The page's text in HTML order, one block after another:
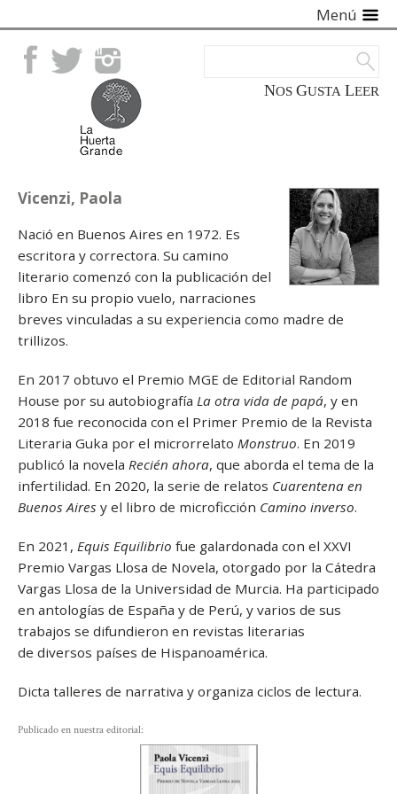
Facebook TwitterInstagram
NOS GUSTA LEER
Menú
Vicenzi, Paola
Nació en Buenos Aires en 1972. Es
escritora y correctora. Su camino
literario comenzó con la publicación del
libro En su propio vuelo, narraciones
breves vinculadas a su experiencia como madre de
trillizos.
En 2017 obtuvo el Premio MGE de Editorial Random
House por su autobiografía La otra vida de papá, y en
2018 fue reconocida con el Primer Premio de la Revista
Literaria Guka por el microrrelato Monstruo. En 2019
publicó la novela Recién ahora, que aborda el tema de la
infertilidad. En 2020, la serie de relatos Cuarentena en
Buenos Aires y el libro de microficción Camino inverso.
En 2021, Equis Equilibrio fue galardonada con el XXVI
Premio Vargas Llosa de Novela, otorgado por la Cátedra
Vargas Llosa de la Universidad de Murcia. Ha participado
en antologías de España y de Perú, y varios de sus
trabajos se difundieron en revistas literarias
de diversos países de Hispanoamérica.
Dicta talleres de narrativa y organiza ciclos de lectura.
Publicado en nuestra editorial: